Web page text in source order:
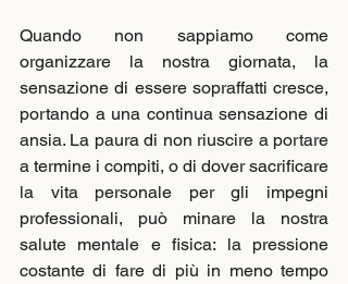
Quando non sappiamo come
organizzare la nostra giornata, la
sensazione di essere sopraffatti cresce,
portando a una continua sensazione di
ansia. La paura di non riuscire a portare
a termine i compiti, o di dover sacrificare
la vita personale per gli impegni
professionali, può minare la nostra
salute mentale e fisica: la pressione
costante di fare di più in meno tempo